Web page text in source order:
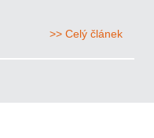
>> Celý článek